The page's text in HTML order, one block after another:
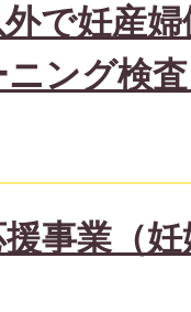
で妊産
ニング検
事業（